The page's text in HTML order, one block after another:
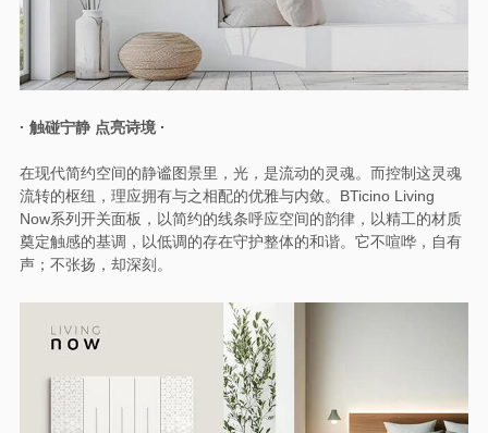
· 触碰宁静 点亮诗境 ·
在现代简约空间的静谧图景里，光，是流动的灵魂。而控制这灵魂
流转的枢纽，理应拥有与之相配的优雅与内敛。BTicino Living
Now系列开关面板，以简约的线条呼应空间的韵律，以精工的材质
奠定触感的基调，以低调的存在守护整体的和谐。它不喧哗，自有
声；不张扬，却深刻。